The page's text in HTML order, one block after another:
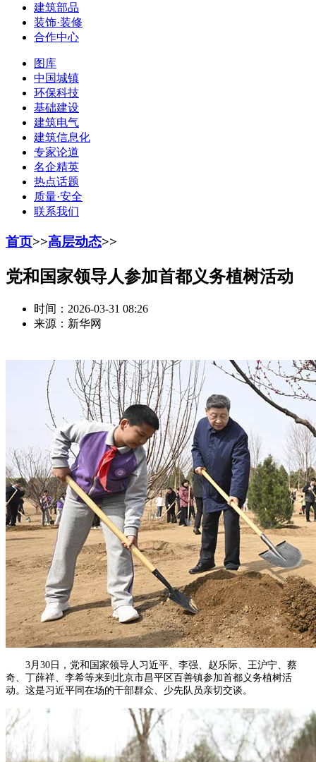
建筑部品
装饰·装修
合作中心
图库
中国城镇
环保科技
基础建设
建筑电气
建筑信息化
专家论道
名企精英
热点话题
质量·安全
联系我们
首页>>高层动态>>
党和国家领导人参加首都义务植树活动
时间：2026-03-31 08:26
来源：新华网
3月30日，党和国家领导人习近平、李强、赵乐际、王沪宁、蔡
奇、丁薛祥、李希等来到北京市昌平区百善镇参加首都义务植树活
动。这是习近平同在场的干部群众、少先队员亲切交谈。